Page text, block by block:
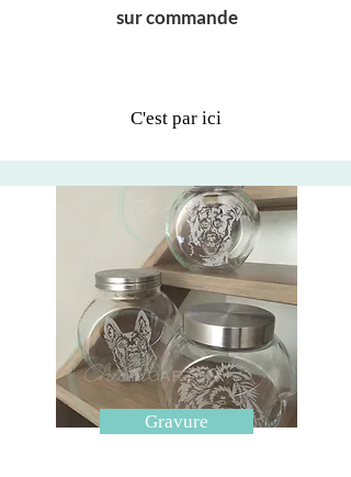
sur commande
C'est par ici
Gravure